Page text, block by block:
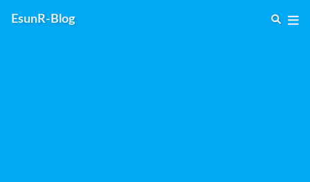
EsunR-Blog